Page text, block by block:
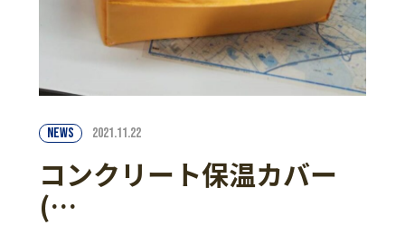
NEWS 2021.11.22
コンクリート保温カバー
(…